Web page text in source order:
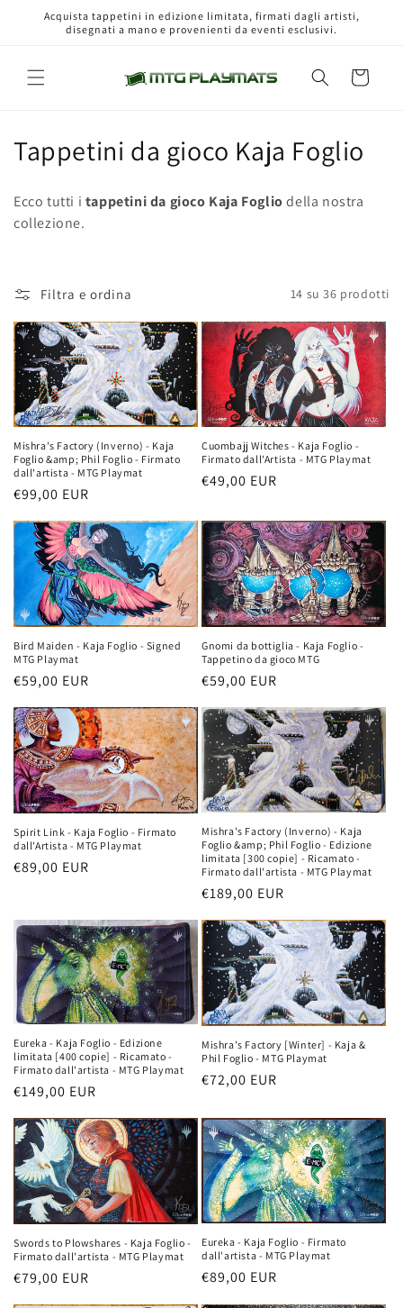
direttamente
ai contenuti
Acquista tappetini in edizione limitata, firmati dagli artisti,
disegnati a mano e provenienti da eventi esclusivi.
Carrello
C
l
e
z
i
o
n
e
:
Tappetini da gioco Kaja Foglio
Ecco tutti i tappetini da gioco Kaja Foglio della nostra
collezione.
Filtra e ordina 14 su 36 prodotti
Mishra's Factory (Inverno) - Kaja
Foglio &amp; Phil Foglio - Firmato
dall'artista - MTG Playmat
Prezzo
listino
€99,00 EUR
Cuombajj Witches - Kaja Foglio -
Firmato dall'Artista - MTG Playmat
Prezzo
listino
€49,00 EUR
Bird Maiden - Kaja Foglio - Signed
MTG Playmat
Prezzo
listino
€59,00 EUR
Gnomi da bottiglia - Kaja Foglio -
Tappetino da gioco MTG
Prezzo
listino
€59,00 EUR
Spirit Link - Kaja Foglio - Firmato
dall'Artista - MTG Playmat
Prezzo
€89,00 EUR
Mishra's Factory (Inverno) - Kaja
Foglio &amp; Phil Foglio - Edizione
limitata [300 copie] - Ricamato -
Firmato dall'artista - MTG Playmat
Prezzo
di
listino
€189,00 EUR
Eureka - Kaja Foglio - Edizione
limitata [400 copie] - Ricamato -
Firmato dall'artista - MTG Playmat
Prezzo
listino
€149,00 EUR
Mishra's Factory [Winter] - Kaja &
Phil Foglio - MTG Playmat
Prezzo
listino
€72,00 EUR
Swords to Plowshares - Kaja Foglio -
Firmato dall'artista - MTG Playmat
Prezzo
€79,00 EUR
Eureka - Kaja Foglio - Firmato
dall'artista - MTG Playmat
Prezzo
€89,00 EUR